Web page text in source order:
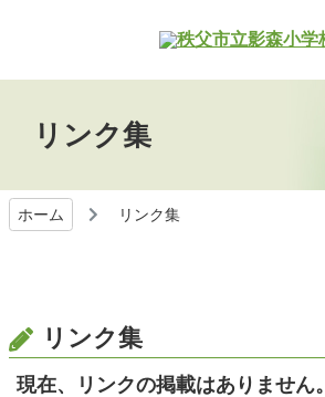
リンク集
ホーム リンク集
リンク集
現在、リンクの掲載はありません。